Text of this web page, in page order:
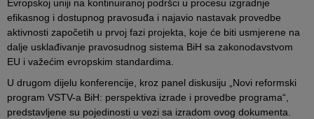
Evropskoj uniji na kontinuiranoj podršci u procesu izgradnje
efikasnog i dostupnog pravosuđa i najavio nastavak provedbe
aktivnosti započetih u prvoj fazi projekta, koje će biti usmjerene na
dalje usklađivanje pravosudnog sistema BiH sa zakonodavstvom
EU i važećim evropskim standardima.
U drugom dijelu konferencije, kroz panel diskusiju „Novi reformski
program VSTV-a BiH: perspektiva izrade i provedbe programa“,
predstavljene su pojedinosti u vezi sa izradom ovog dokumenta.